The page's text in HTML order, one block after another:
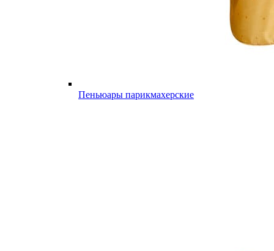
Пеньюары парикмахерские